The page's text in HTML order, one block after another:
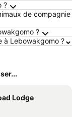
?
de compagnie
?
à Lebowakgomo ?
Lodge